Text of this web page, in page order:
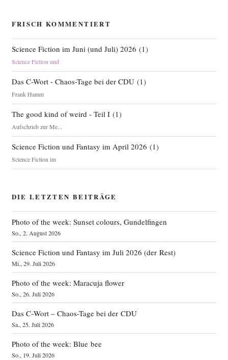
FRISCH KOMMENTIERT
Science Fiction im Juni (und Juli) 2026 (1)
Science Fiction und
Das C-Wort - Chaos-Tage bei der CDU(1)
Frank Hamm
The good kind of weird - Teil I(1)
Aufschrieb zur Me...
Science Fiction und Fantasy im April 2026 (1)
Science Fiction im
DIE LETZTEN BEITRÄGE
Photo of the week: Sunset colours, Gundelfingen
So., 2. August 2026
Science Fiction und Fantasy im Juli 2026 (der Rest)
Mi., 29. Juli 2026
Photo of the week: Maracuja flower
So., 26. Juli 2026
Das C‑Wort – Chaos-Tage bei der CDU
Sa., 25. Juli 2026
Photo of the week: Blue bee
So., 19. Juli 2026